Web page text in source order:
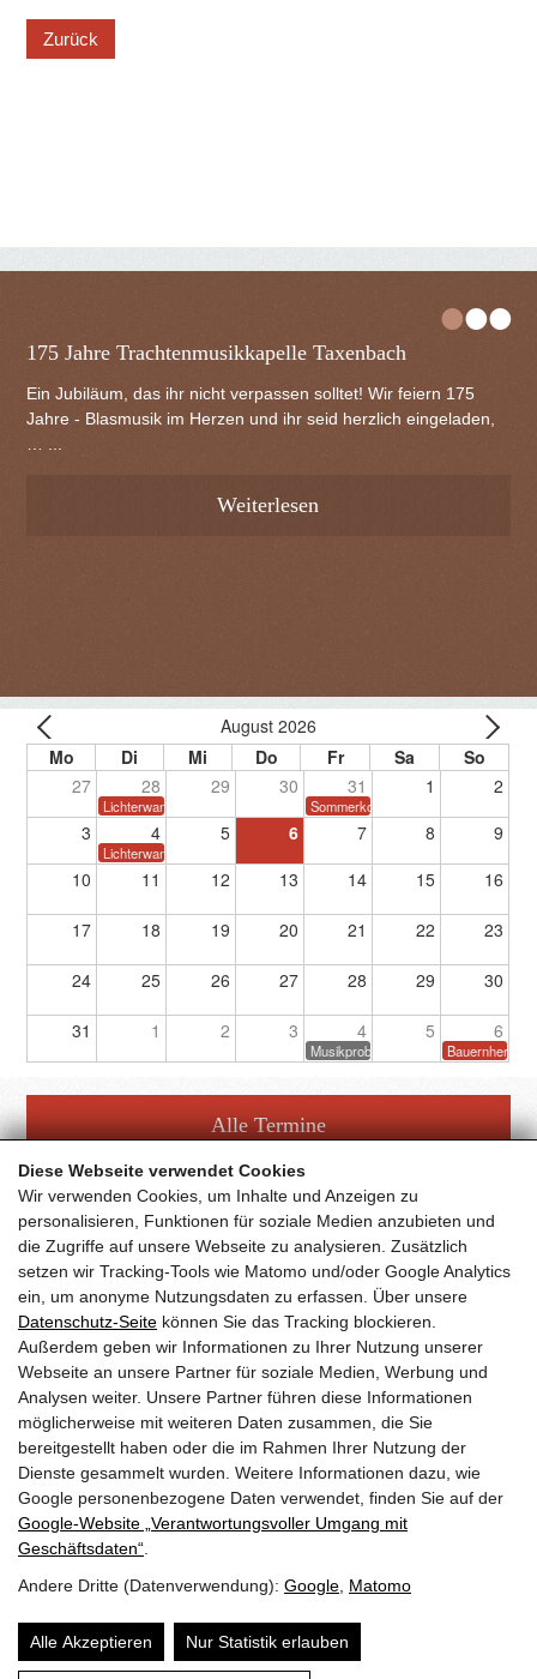
Diese Webseite verwendet Cookies
Wir verwenden Cookies, um Inhalte und Anzeigen zu
personalisieren, Funktionen für soziale Medien anzubieten und
die Zugriffe auf unsere Webseite zu analysieren. Zusätzlich
setzen wir Tracking-Tools wie Matomo und/oder Google Analytics
ein, um anonyme Nutzungsdaten zu erfassen. Über unsere
Datenschutz-Seite können Sie das Tracking blockieren.
Außerdem geben wir Informationen zu Ihrer Nutzung unserer
Webseite an unsere Partner für soziale Medien, Werbung und
Analysen weiter. Unsere Partner führen diese Informationen
möglicherweise mit weiteren Daten zusammen, die Sie
bereitgestellt haben oder die im Rahmen Ihrer Nutzung der
Dienste gesammelt wurden. Weitere Informationen dazu, wie
Google personenbezogene Daten verwendet, finden Sie auf der
Google‑Website „Verantwortungsvoller Umgang mit
Geschäftsdaten“
Andere Dritte (Datenverwendung): Google Matomo
Alle Akzeptieren Nur Statistik erlauben
button
•••
175 Jahre Trachtenmusikkapelle Taxenbach
Ein Jubiläum, das ihr nicht verpassen solltet! Wir feiern 175
Jahre - Blasmusik im Herzen und ihr seid herzlich eingeladen,
Weiterlesen
August 2026
27 28 29 30 31 1 2
Lichterwanderung Sommerkonzert
3 4 5 6 7 8 9
Lichterwanderung
10 11 12 13 14 15 16
17 18 19 20 21 22 23
24 25 26 27 28 29 30
31 1 2 3 4 5 6
Musikprobe
Alle Termine
Facebook Fanpage
YouTube Channel
Trachtenmusikkapelle Taxenbach
Obfrau:Andrea Hofer
Gschwandtnerberg 21
5660Taxenbach
Sitemap